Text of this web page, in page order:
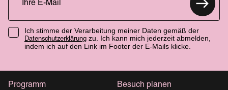
Ich stimme der Verarbeitung meiner Daten gemäß der
Datenschutzerklärung zu. Ich kann mich jederzeit abmelden,
indem ich auf den Link im Footer der E-Mails klicke.
Programm
Besuch planen